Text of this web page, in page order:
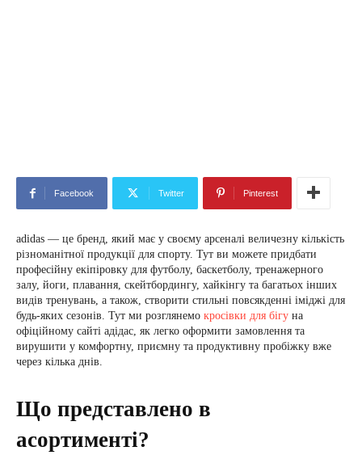
Facebook Twitter Pinterest
adidas — це бренд, який має у своєму арсеналі величезну кількість
різноманітної продукції для спорту. Тут ви можете придбати
професійну екіпіровку для футболу, баскетболу, тренажерного
залу, йоги, плавання, скейтбордингу, хайкінгу та багатьох інших
видів тренувань, а також, створити стильні повсякденні іміджі для
будь-яких сезонів. Тут ми розглянемо кросівки для бігу на
офіційному сайті адідас, як легко оформити замовлення та
вирушити у комфортну, приємну та продуктивну пробіжку вже
через кілька днів.
Що представлено в
асортименті?